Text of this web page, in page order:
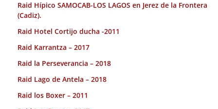
Raid Hípico SAMOCAB-LOS LAGOS en Jerez de la Frontera
(Cadiz).
Raid Hotel Cortijo ducha -2011
Raid Karrantza – 2017
Raid la Perseverancia – 2018
Raid Lago de Antela – 2018
Raid los Boxer – 2011